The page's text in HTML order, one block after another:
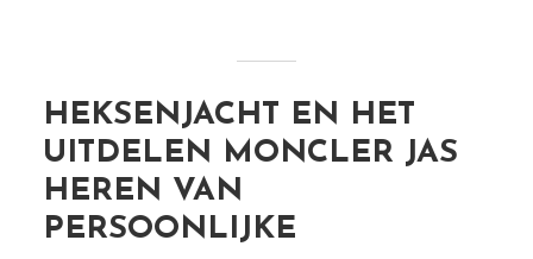
HEKSENJACHT EN HET
UITDELEN MONCLER JAS
HEREN VAN
PERSOONLIJKE